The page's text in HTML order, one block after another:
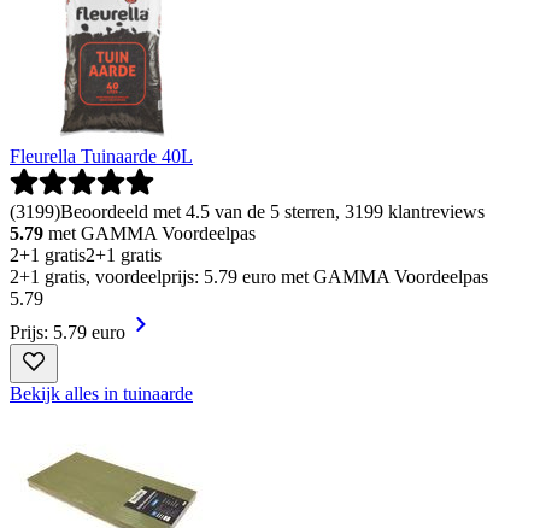
Fleurella Tuinaarde 40L
(3199)Beoordeeld met 4.5 van de 5 sterren, 3199 klantreviews
5.79 met GAMMA Voordeelpas
2+1 gratis2+1 gratis
2+1 gratis, voordeelprijs: 5.79 euro met GAMMA Voordeelpas
5.79
Prijs: 5.79 euro
Bekijk alles in tuinaarde